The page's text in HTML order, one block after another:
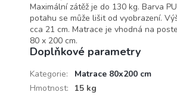
Maximální zátěž je do 130 kg. Barva
potahu se může lišit od vyobrazení.
cca 21 cm. Matrace je vhodná na
80 x 200 cm.
Doplňkové parametry
Kategorie:
Matrace 80x200 cm
Hmotnost:
15 kg